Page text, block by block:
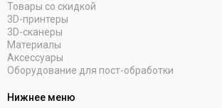
Товары со скидкой
3D-принтеры
3D-сканеры
Материалы
Аксессуары
Оборудование для пост-обработки
Нижнее меню